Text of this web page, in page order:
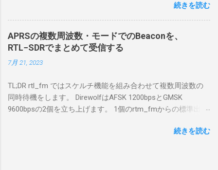
を入れて使っている。 TPMとか入っているの
でBitLockerのDisk暗号化もでき、遠隔地で盗難
にあってもデータ流出の危険性が少ないかな
と思って。 操作側 (クライアント側) の
ど。 そして、リモート操作を行うソフトウェ
アであるRS-BA1。 RS-BA1はサーバ側・クラ
イアント側の両方にインストールする。 私の
理解した無線機からサーバPC、クライアント
で利用する Win10Pcap.sys が入っているためにコア分離がで
きないとエラーが出ておりました。 アンインストールのプロ
グラムなどを走らせてもアンインストールできなかったの
で、どのように実行すればよいのか調べながら実施しまし
た。結論としては pnputil というコマンドを用いればよかった
です。 まずは管理者権限でTerminalを実行します。
PowerShellが起動しました。 適当なファイルに、現在インス
トールされているドライバを書き出す。 pnputil /enum-
drivers > inf.txt # 上記のファイルから win10pcap を探し出す
開名が oem131.inf であるとわかりました。 公開名:
続きを読む
APRSの複数周波数・モードでのBeaconを、
RTL−SDRでまとめて受信する
7月 21, 2023
TL;DR rtl_fm ではスケルチ機能を組み合わせて複数周波数の
同時待機をします。 DirewolfはAFSK 1200bpsとGMSK
9600bpsの2個を立ち上げます。 1個のrtm_fmからの標準出力
す。 コマンドはこのようになりました。 #!/bin/bash続きを読む